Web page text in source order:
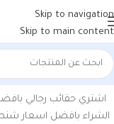
Skip to navigation
Skip to main content
الرئيسية/منتجات تحت
اشتري حقائب رجالي
الشراء بافضل اسعار